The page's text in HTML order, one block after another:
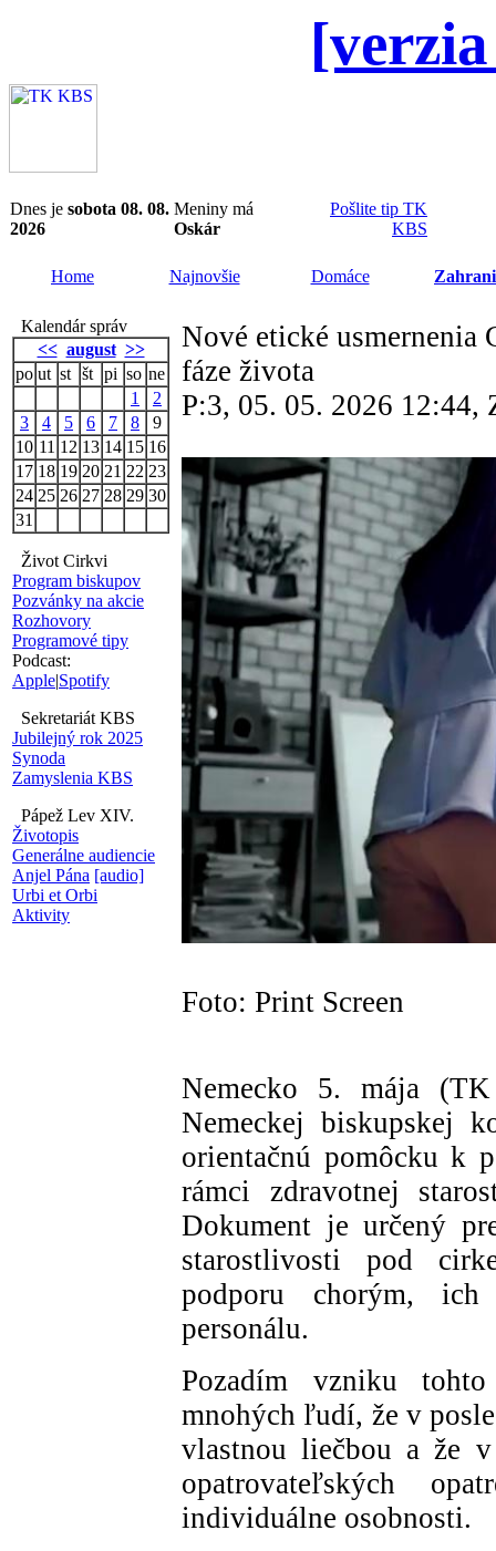
Dnes je sobota 08. 08.
2026
Meniny má
Oskár
Pošlite tip TK
KBS
Home Najnovšie Domáce
Kalendár správ
<< august >>
po ut st št pi so ne
1
2
3
4 5 6 7 8
9
10 11 12 13 14 15 16
17 18 19 20 21 22 23
24 25 26 27 28 29 30
31
Život Cirkvi
Program biskupov
Pozvánky na akcie
Rozhovory
Programové tipy
Podcast:
Apple|Spotify
Sekretariát KBS
Jubilejný rok 2025
Synoda
Zamyslenia KBS
Pápež Lev XIV.
Životopis
Generálne audiencie
Anjel Pána [audio]
Urbi et Orbi
Aktivity
Nové etické usmernenia
fáze života
P:3, 05. 05. 2026 12:44,
Foto: Print Screen
Nemecko 5. mája
Nemeckej biskupskej
orientačnú pomôcku k
rámci zdravotnej
Dokument je určený
starostlivosti pod
podporu chorým,
personálu.
Pozadím vzniku
mnohých ľudí, že v
vlastnou liečbou a že
opatrovateľských
individuálne osobnosti.